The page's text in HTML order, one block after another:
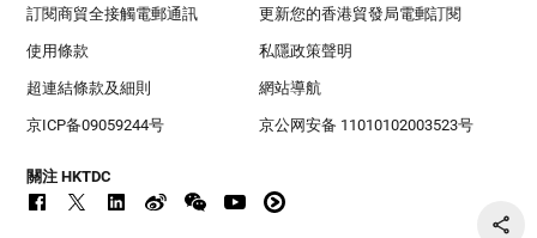
訂閱商貿全接觸電郵通訊 更新您的香港貿發局電郵訂閱
使用條款 私隱政策聲明
超連結條款及細則 網站導航
京ICP备09059244号 京公网安备 11010102003523号
關注 HKTDC